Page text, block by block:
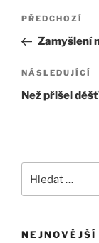
Navigace
příspěvek
Předchozí
příspěvek
PŘEDCHOZÍ
Zamyšlení
Následující
příspěvek
NÁSLEDUJÍCÍ
Než přišel déšť